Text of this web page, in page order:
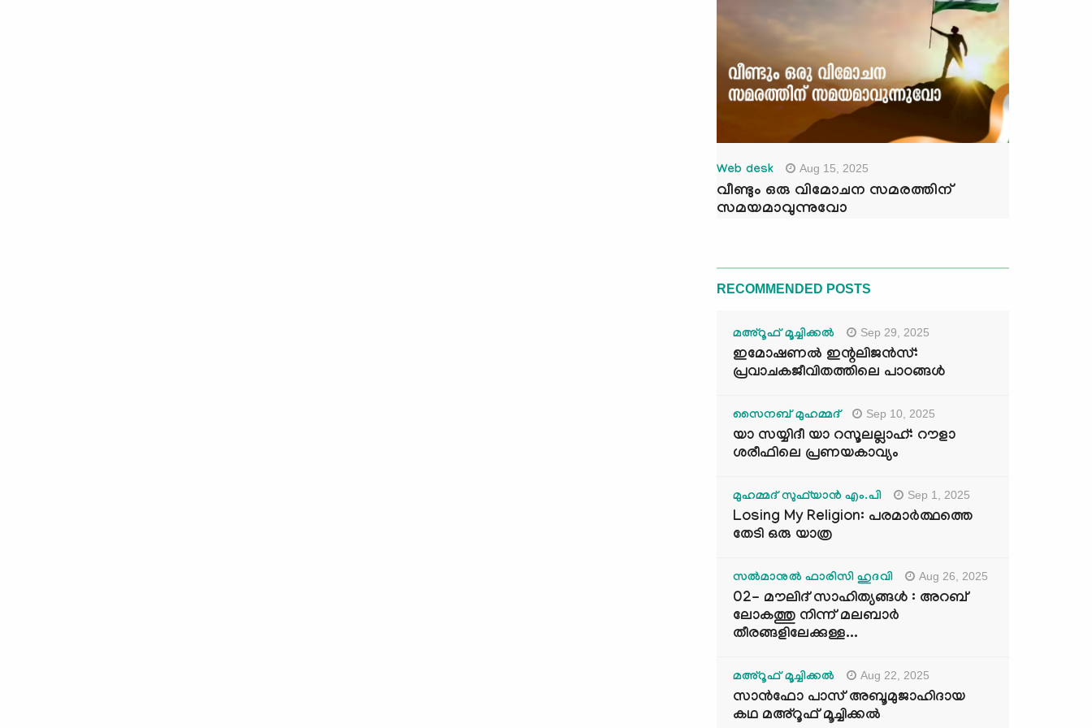
Web desk Aug 15, 2025
വീണ്ടും ഒരു വിമോചന സമരത്തിന്
സമയമാവുന്നുവോ
RECOMMENDED POSTS
മഅ്റൂഫ് മൂച്ചിക്കല്‍ Sep 29, 2025
ഇമോഷണൽ ഇന്റലിജൻസ്:
പ്രവാചകജീവിതത്തിലെ പാഠങ്ങൾ
സൈനബ് മുഹമ്മദ് Sep 10, 2025
യാ സയ്യിദീ യാ റസൂലല്ലാഹ്: റൗളാ
ശരീഫിലെ പ്രണയകാവ്യം
മുഹമ്മദ് സുഫ്‌യാൻ എം.പി Sep 1, 2025
Losing My Religion: പരമാർത്ഥത്തെ
തേടി ഒരു യാത്ര
സൽമാനുൽ ഫാരിസി ഹുദവി Aug 26, 2025
02- മൗലിദ് സാഹിത്യങ്ങൾ : അറബ്
ലോകത്തു നിന്ന് മലബാർ
തീരങ്ങളിലേക്കുള്ള...
മഅ്റൂഫ് മൂച്ചിക്കല്‍ Aug 22, 2025
സാൻഫോ പാസ് അബൂമുജാഹിദായ
കഥ മഅ്റൂഫ് മൂച്ചിക്കല്‍